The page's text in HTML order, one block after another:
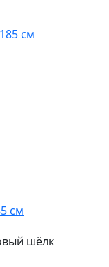
см
шёлк